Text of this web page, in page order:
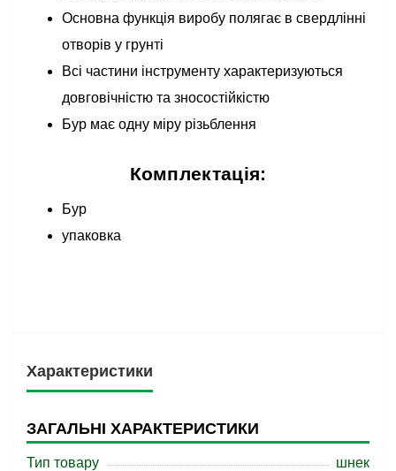
Основна функція виробу полягає в свердлінні
отворів у грунті
Всі частини інструменту характеризуються
довговічністю та зносостійкістю
Бур має одну міру різьблення
Комплектація:
Бур
упаковка
Характеристики
ЗАГАЛЬНІ ХАРАКТЕРИСТИКИ
Тип товару
шнек